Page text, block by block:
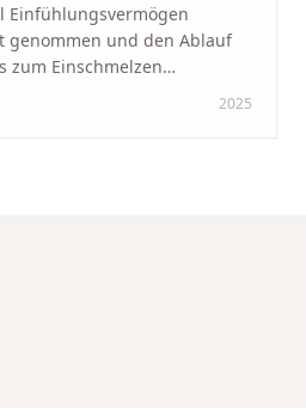
Einfühlungsvermögen
genommen und den Ablauf
zum Einschmelzen
gestaltet. Diskreter,
2025